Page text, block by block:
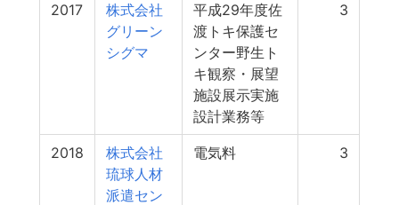
2017
株式会社
グリーン
シグマ
平成29年度佐
渡トキ保護セ
ンター野生ト
キ観察・展望
施設展示実施
設計業務等
3
2018
株式会社
琉球人材
派遣セン
電気料 3